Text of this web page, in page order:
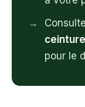
pour le